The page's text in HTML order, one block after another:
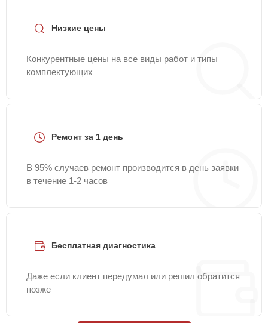
Низкие цены
Конкурентные цены на все виды работ и типы
комплектующих
Ремонт за 1 день
В 95% случаев ремонт производится в день заявки
в течение 1-2 часов
Бесплатная диагностика
Даже если клиент передумал или решил обратится
позже